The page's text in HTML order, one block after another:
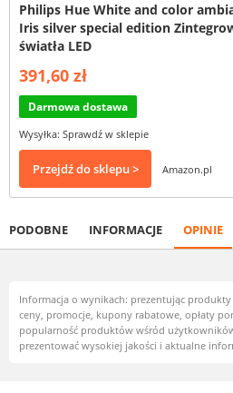
Philips Hue White and color
Iris silver special edition
światła LED
391,60 zł
Darmowa dostawa
Wysyłka: Sprawdź w sklepie
Przejdź do sklepu > Amazon.pl
PODOBNE INFORMACJE OPINIE
Informacja o wynikach: prezentując
ceny, promocje, kupony rabatowe, opłaty
popularność produktów wśród
prezentować wysokiej jakości i aktualne